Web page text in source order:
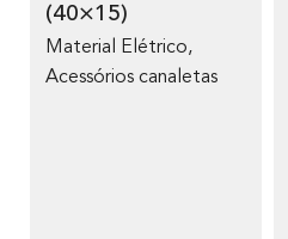
(40×15)
Material Elétrico,
Acessórios canaletas